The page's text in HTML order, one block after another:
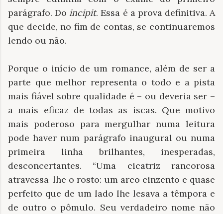
parágrafo.Do incipit. Essa é a prova definitiva. A
que decide, no fim de contas, se continuaremos
lendo ou não.
Porque o início de um romance, além de ser a
parte que melhor representa o todo e a pista
mais fiável sobre qualidade é – ou deveria ser –
a mais eficaz de todas as iscas. Que motivo
mais poderoso para mergulhar numa leitura
pode haver num parágrafo inaugural ou numa
primeira linha brilhantes, inesperadas,
desconcertantes. “Uma cicatriz rancorosa
atravessa-lhe o rosto: um arco cinzento e quase
perfeito que de um lado lhe lesava a têmpora e
de outro o pômulo. Seu verdadeiro nome não